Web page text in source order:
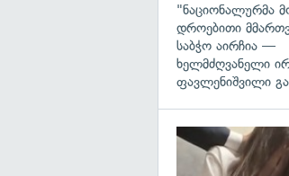
"ნაციონალურმა
დროებითი
საბჭო აირჩია —
ხელმძღვანელი
ფავლენიშვილი